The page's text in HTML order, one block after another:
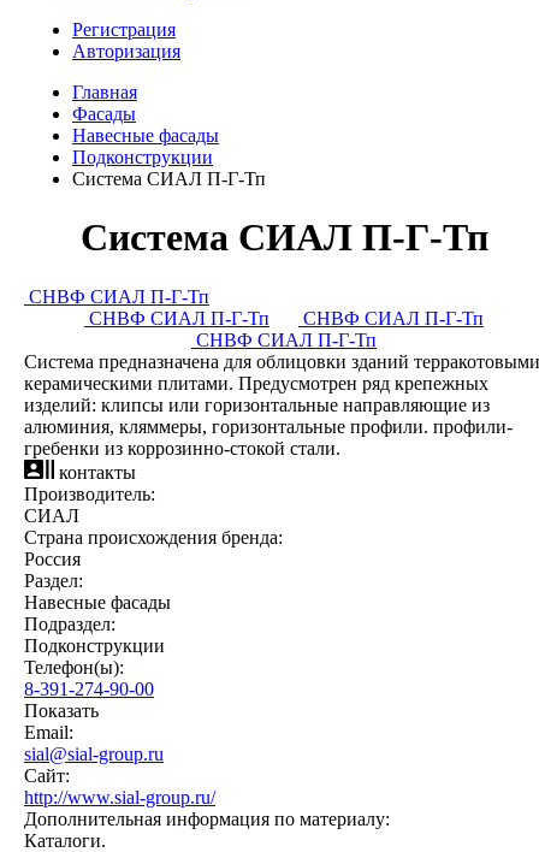
Регистрация
Авторизация
Главная
Фасады
Навесные фасады
Подконструкции
Система СИАЛ П-Г-Тп
Система СИАЛ П-Г-Тп
СНВФ СИАЛ П-Г-Тп
СНВФ СИАЛ П-Г-Тп
СНВФ СИАЛ П-Г-Тп
СНВФ СИАЛ П-Г-Тп
Система предназначена для облицовки зданий терракотовыми
керамическими плитами. Предусмотрен ряд крепежных
изделий: клипсы или горизонтальные направляющие из
алюминия, кляммеры, горизонтальные профили. профили-
гребенки из коррозинно-стокой стали.
контакты
Производитель:
СИАЛ
Страна происхождения бренда:
Россия
Раздел:
Навесные фасады
Подраздел:
Подконструкции
Телефон(ы):
8-391-274-90-00
Показать
Email:
sial@sial-group.ru
Сайт:
http://www.sial-group.ru/
Дополнительная информация по материалу:
Каталоги.